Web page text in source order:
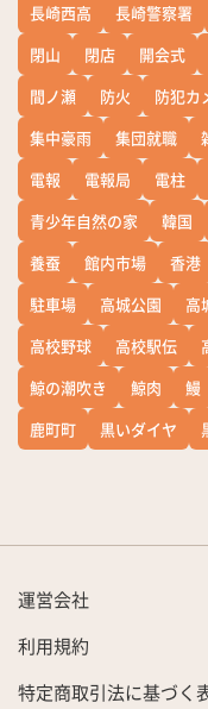
長崎西高
長崎警察署
閉山
閉店 開会式
間ノ瀬
防火 防犯カ
集中豪雨
集団就職
電報
電報局 電柱
青少年自然の家
韓国
養蚕
館内市場 香港
駐車場
高城公園 高
高校野球
高校駅伝
鯨の潮吹き
鯨肉 鰻
鹿町町
黒いダイヤ
運営会社
利用規約
特定商取引法に基づく